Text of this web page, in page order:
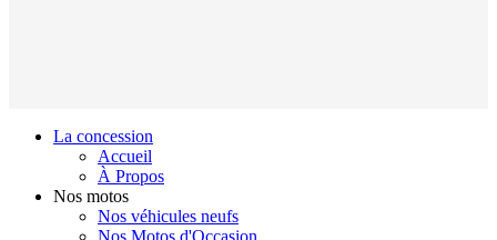
La concession
Accueil
À Propos
Nos motos
Nos véhicules neufs
Nos Motos d'Occasion